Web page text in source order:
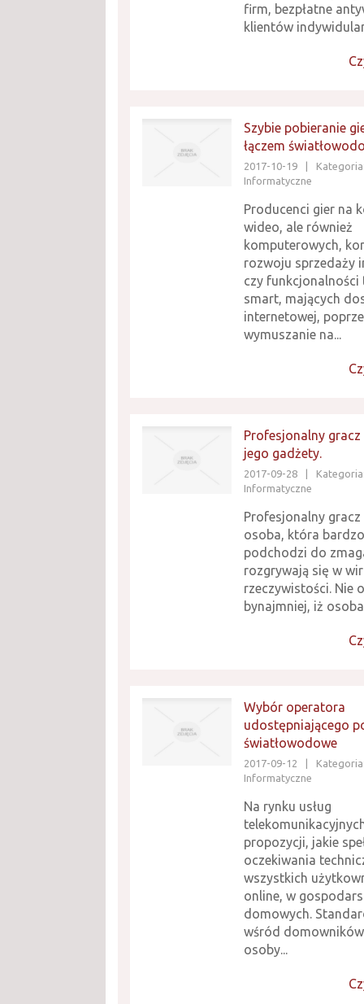
firm, bezpłatne
klientów
Szybie pobieranie
łączem
2017-10-19
Informatyczne
Producenci gier na
wideo, ale również
komputerowych,
rozwoju sprzedaży
czy
smart, mających
internetowej,
wymuszanie na...
Profesjonalny
jego gadżety.
2017-09-28
Informatyczne
Profesjonalny
osoba, która
podchodzi do
rozgrywają się w
rzeczywistości. Nie
bynajmniej, iż
Wybór operatora
udostępniającego
światłowodowe
2017-09-12
Informatyczne
Na rynku usług
propozycji, jakie
oczekiwania
wszystkich
online, w
domowych.
wśród
osoby...